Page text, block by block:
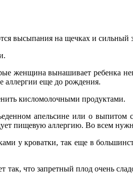
высыпания на щечках и сильный
женщина вынашивает ребенка
аллергии еще до рождения.
кисломолочными продуктами.
апельсине или о выпитом
пищевую аллергию. Во всем
у кроватки, так еще в
что запретный плод очень